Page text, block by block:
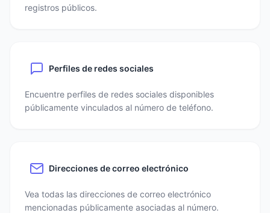
registros públicos.
Perfiles de redes sociales
Encuentre perfiles de redes sociales disponibles
públicamente vinculados al número de teléfono.
Direcciones de correo electrónico
Vea todas las direcciones de correo electrónico
mencionadas públicamente asociadas al número.